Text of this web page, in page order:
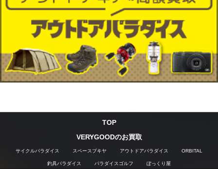
TOP
VERYGOODのお買取
サイクルパラダイス スペースブキヤ アウトドアパラダイス ORBITAL
釣具パラダイス パラダイスゴルフ ぼっくり屋